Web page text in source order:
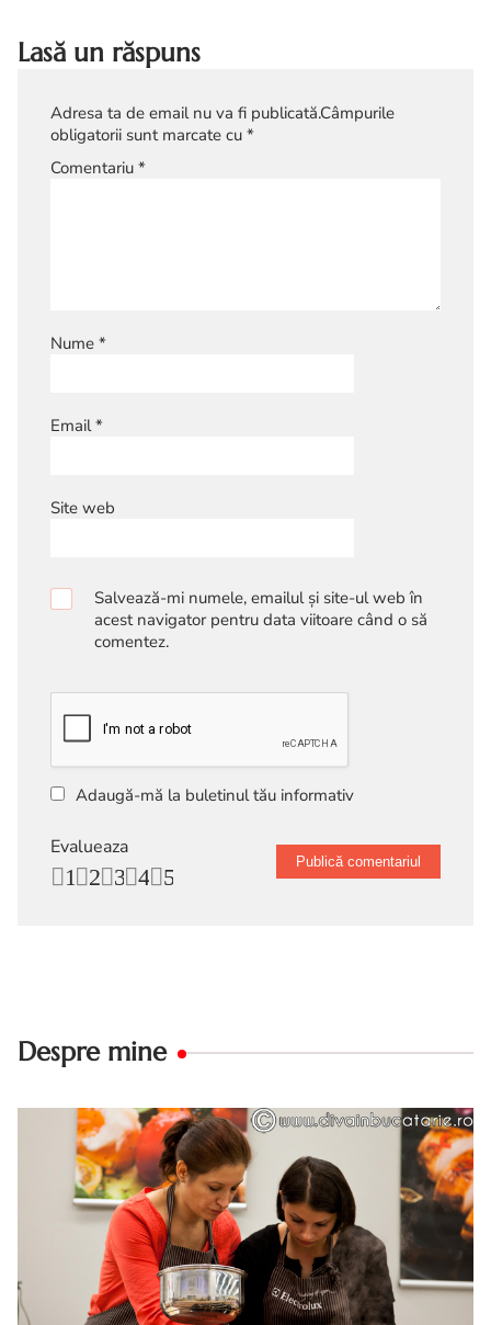
Lasă un răspuns
Adresa ta de email nu va fi publicată.Câmpurile
obligatorii sunt marcate cu *
Comentariu *
Nume *
Email*
Site web
Salvează-mi numele, emailul și site-ul web în
acest navigator pentru data viitoare când o să
comentez.
Adaugă-mă la buletinul tău informativ
Evalueaza
5
4
3
2
1
Despre mine